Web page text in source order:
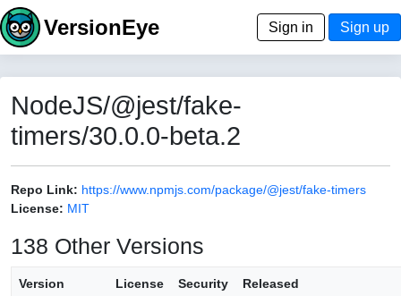
VersionEye Sign in Sign up
NodeJS/@jest/fake-
timers/30.0.0-beta.2
Repo Link: https://www.npmjs.com/package/@jest/fake-timers
License: MIT
138 Other Versions
Version License Security Released